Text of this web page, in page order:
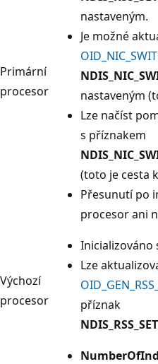
Primární
procesor
nastaveným.
Je možné
nastaveným
Lze načíst
s příznakem
(toto je cesta
Přesunutí po
procesor ani
Výchozí
procesor
Inicializováno
Lze
příznak